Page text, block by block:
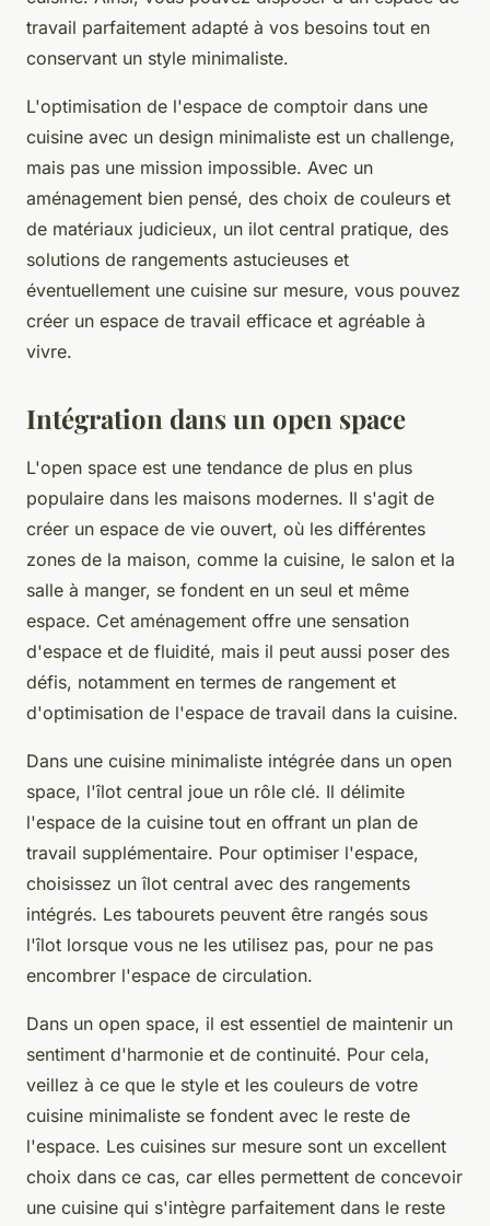
travail parfaitement adapté à vos besoins tout en
conservant un style minimaliste.
L'optimisation de l'espace de comptoir dans une
cuisine avec un design minimaliste est un challenge,
mais pas une mission impossible. Avec un
aménagement bien pensé, des choix de couleurs et
de matériaux judicieux, un ilot central pratique, des
solutions de rangements astucieuses et
éventuellement une cuisine sur mesure, vous pouvez
créer un espace de travail efficace et agréable à
vivre.
Intégration dans un open space
L'open space est une tendance de plus en plus
populaire dans les maisons modernes. Il s'agit de
créer un espace de vie ouvert, où les différentes
zones de la maison, comme la cuisine, le salon et la
salle à manger, se fondent en un seul et même
espace. Cet aménagement offre une sensation
d'espace et de fluidité, mais il peut aussi poser des
défis, notamment en termes de rangement et
d'optimisation de l'espace de travail dans la cuisine.
Dans une cuisine minimaliste intégrée dans un open
space, l'îlot central joue un rôle clé. Il délimite
l'espace de la cuisine tout en offrant un plan de
travail supplémentaire. Pour optimiser l'espace,
choisissez un îlot central avec des rangements
intégrés. Les tabourets peuvent être rangés sous
l'îlot lorsque vous ne les utilisez pas, pour ne pas
encombrer l'espace de circulation.
Dans un open space, il est essentiel de maintenir un
sentiment d'harmonie et de continuité. Pour cela,
veillez à ce que le style et les couleurs de votre
cuisine minimaliste se fondent avec le reste de
l'espace. Les cuisines sur mesure sont un excellent
choix dans ce cas, car elles permettent de concevoir
une cuisine qui s'intègre parfaitement dans le reste